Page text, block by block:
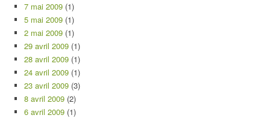
7 mai 2009 (1)
5 mai 2009 (1)
2 mai 2009 (1)
29 avril 2009 (1)
28 avril 2009 (1)
24 avril 2009 (1)
23 avril 2009 (3)
8 avril 2009 (2)
6 avril 2009 (1)